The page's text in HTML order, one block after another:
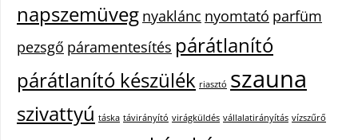
napszemüveg nyaklánc nyomtató parfüm
pezsgő páramentesítés párátlanító
párátlanító készülék riasztó szauna
szivattyú táska távirányító virágküldés vállalatirányítás vízszűrő